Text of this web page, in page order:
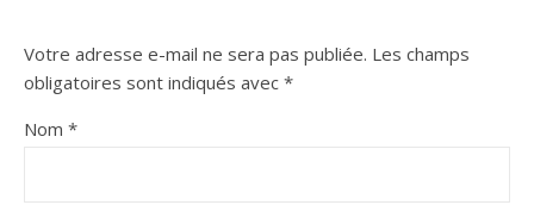
Votre adresse e-mail ne sera pas publiée. Les champs
obligatoires sont indiqués avec *
Nom *